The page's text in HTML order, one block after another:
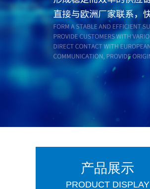
产品展示
PRODUCT DISPLAY